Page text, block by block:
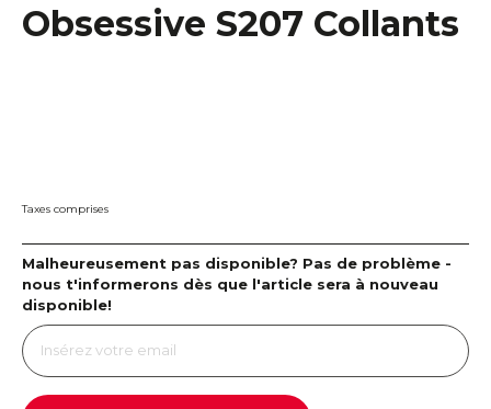
Obsessive S207 Collants
Taxes comprises
Malheureusement pas disponible? Pas de problème -
nous t'informerons dès que l'article sera à nouveau
disponible!